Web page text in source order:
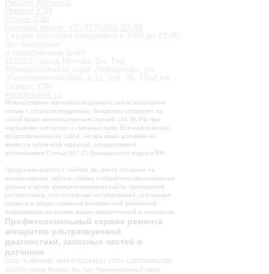
Использование материалов данного сайта разрешено
только с согласия владельца. Владелец оставляет за
собой право воспользоваться статьей 146 УК РФ при
нарушении авторских и смежных прав. Вся информация,
представленная на сайте, ни при каких условиях не
является публичной офертой, определяемой
положениями Статьи 437 (2) Гражданского кодекса РФ.
Продолжая работу с сайтом, вы даете согласие на
использование сайтом cookies и обработку персональных
данных в целях функционирования сайта, проведения
ретаргетинга, статистических исследований, улучшения
сервиса и предоставления релевантной рекламной
информации на основе ваших предпочтений и интересов.
Профессиональный сервис ремонта
аппаратов ультразвуковой
диагностики, запасных частей и
датчиков
ООО "РЭЙЛИНК" ИНН 9701168181 ОГРН 1207700492581,
111033, город Москва, Вн. Тер. Муниципальный округ